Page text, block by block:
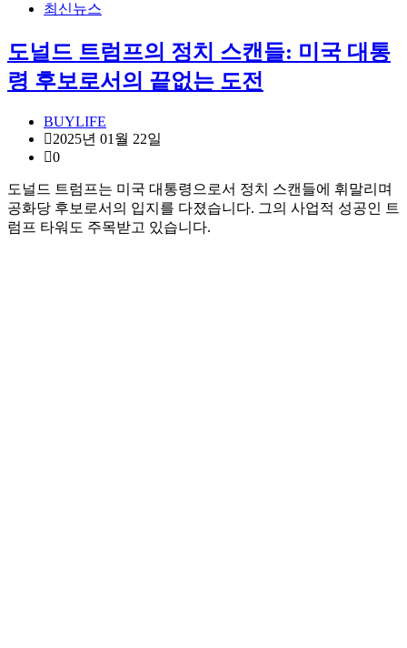
최신뉴스
도널드 트럼프의 정치 스캔들: 미국 대통
령 후보로서의 끝없는 도전
BUYLIFE
2025년 01월 22일
0
도널드 트럼프는 미국 대통령으로서 정치 스캔들에 휘말리며
공화당 후보로서의 입지를 다졌습니다. 그의 사업적 성공인 트
럼프 타워도 주목받고 있습니다.